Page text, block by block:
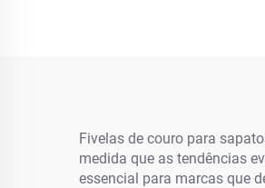
Fivelas de couro para
medida que as tendências
essencial para marcas que